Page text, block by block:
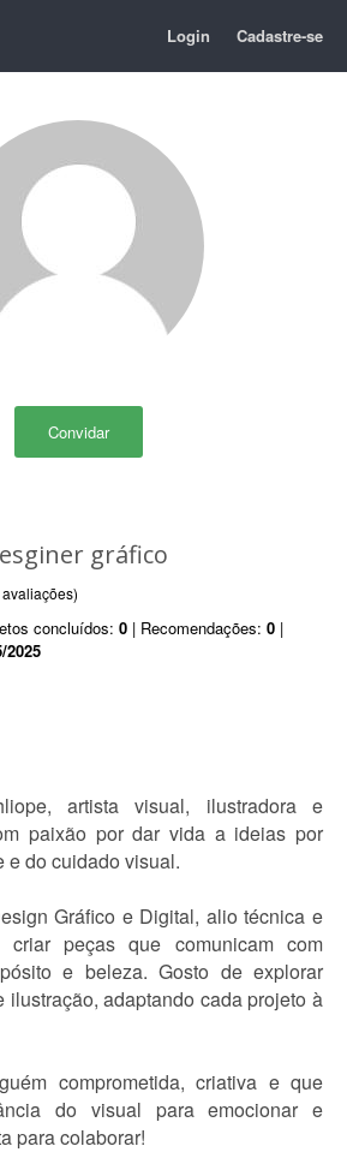
Login Cadastre-se
Convidar
gráfico
concluídos: 0 | Recomendações: 0 |
2025
artista visual, ilustradora e
paixão por dar vida a ideias por
e do cuidado visual.
Gráfico e Digital, alio técnica e
criar peças que comunicam com
e beleza. Gosto de explorar
ilustração, adaptando cada projeto à
comprometida, criativa e que
do visual para emocionar e
para colaborar!